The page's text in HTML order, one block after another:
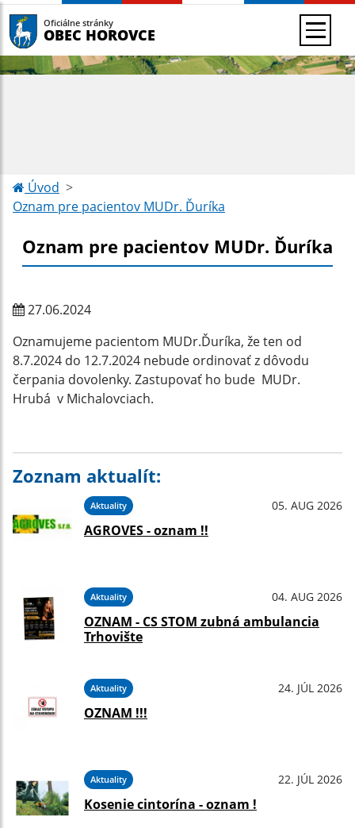
Oficiálne stránky
OBEC HOROVCE
Úvod
Oznam pre pacientov MUDr. Ďuríka
Oznam pre pacientov MUDr. Ďuríka
27.06.2024
Oznamujeme pacientom MUDr.Ďuríka, že ten od
8.7.2024 do 12.7.2024 nebude ordinovať z dôvodu
čerpania dovolenky. Zastupovať ho bude MUDr.
Hrubá v Michalovciach.
Zoznam aktualít:
Aktuality 05. AUG 2026
AGROVES - oznam !!
Aktuality 04. AUG 2026
OZNAM - CS STOM zubná ambulancia
Trhovište
Aktuality 24. JÚL 2026
OZNAM !!!
Aktuality 22. JÚL 2026
Kosenie cintorína - oznam !